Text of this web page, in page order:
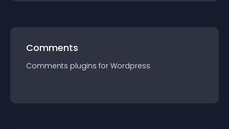
Comments
Comments plugins for Wordpress